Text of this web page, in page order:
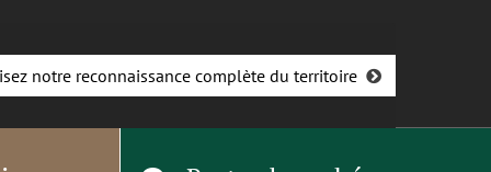
notre reconnaissance complète du territoire